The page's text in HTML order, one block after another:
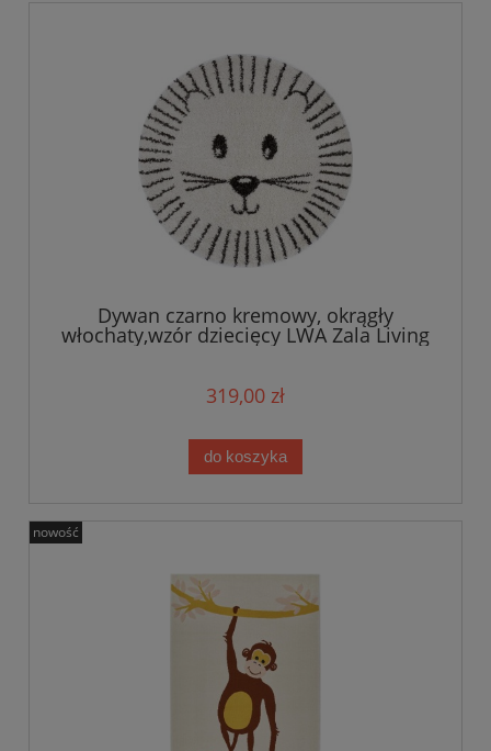
Dywan czarno kremowy, okrągły
włochaty,wzór dziecięcy LWA Zala Living
160cm
319,00 zł
do koszyka
nowość